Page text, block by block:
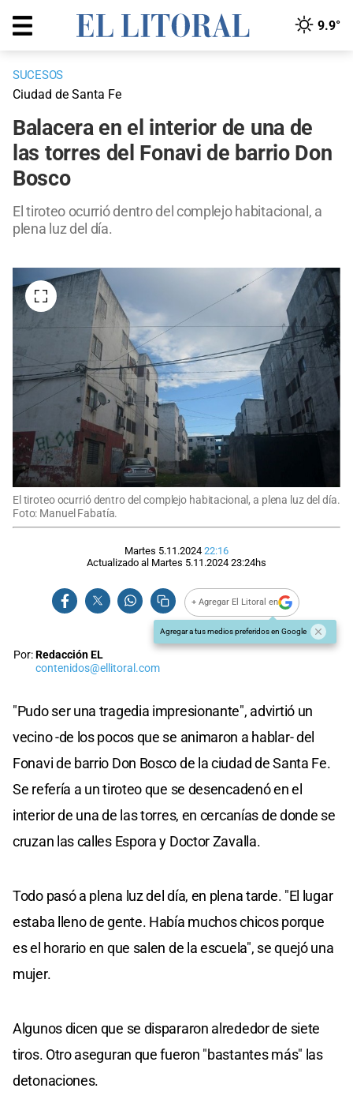
9.9°
SUCESOS
Ciudad de Santa Fe
Balacera en el interior de una de
las torres del Fonavi de barrio Don
Bosco
El tiroteo ocurrió dentro del complejo habitacional, a
plena luz del día.
El tiroteo ocurrió dentro del complejo habitacional, a plena luz del día.
Foto: Manuel Fabatía.
Martes 5.11.2024 22:16
Actualizado al Martes 5.11.2024 23:24hs
+ Agregar El Litoral en
Agregar a tus medios preferidos en Google
Por:Redacción EL
contenidos@ellitoral.com
"Pudo ser una tragedia impresionante", advirtió un
vecino -de los pocos que se animaron a hablar- del
Fonavi de barrio Don Bosco de la ciudad de Santa Fe.
Se refería a un tiroteo que se desencadenó en el
interior de una de las torres, en cercanías de donde se
cruzan las calles Espora y Doctor Zavalla.
Todo pasó a plena luz del día, en plena tarde. "El lugar
estaba lleno de gente. Había muchos chicos porque
es el horario en que salen de la escuela", se quejó una
mujer.
Algunos dicen que se dispararon alrededor de siete
tiros. Otro aseguran que fueron "bastantes más" las
detonaciones.